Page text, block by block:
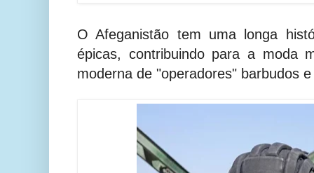
O Afeganistão tem uma longa
épicas, contribuindo para a moda
moderna de "operadores" barbudos